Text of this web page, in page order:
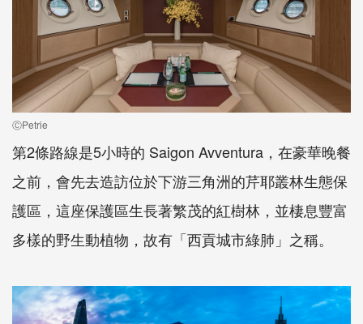
ⒸPetrie
第2條路線是5小時的 Saigon Avventura，在豪華晚餐
之前，會先去造訪位於下游三角洲的芹耶叢林生態保
護區，這座保護區生長著繁茂的紅樹林，並棲息豐富
多樣的野生動植物，故有「西貢城市綠肺」之稱。